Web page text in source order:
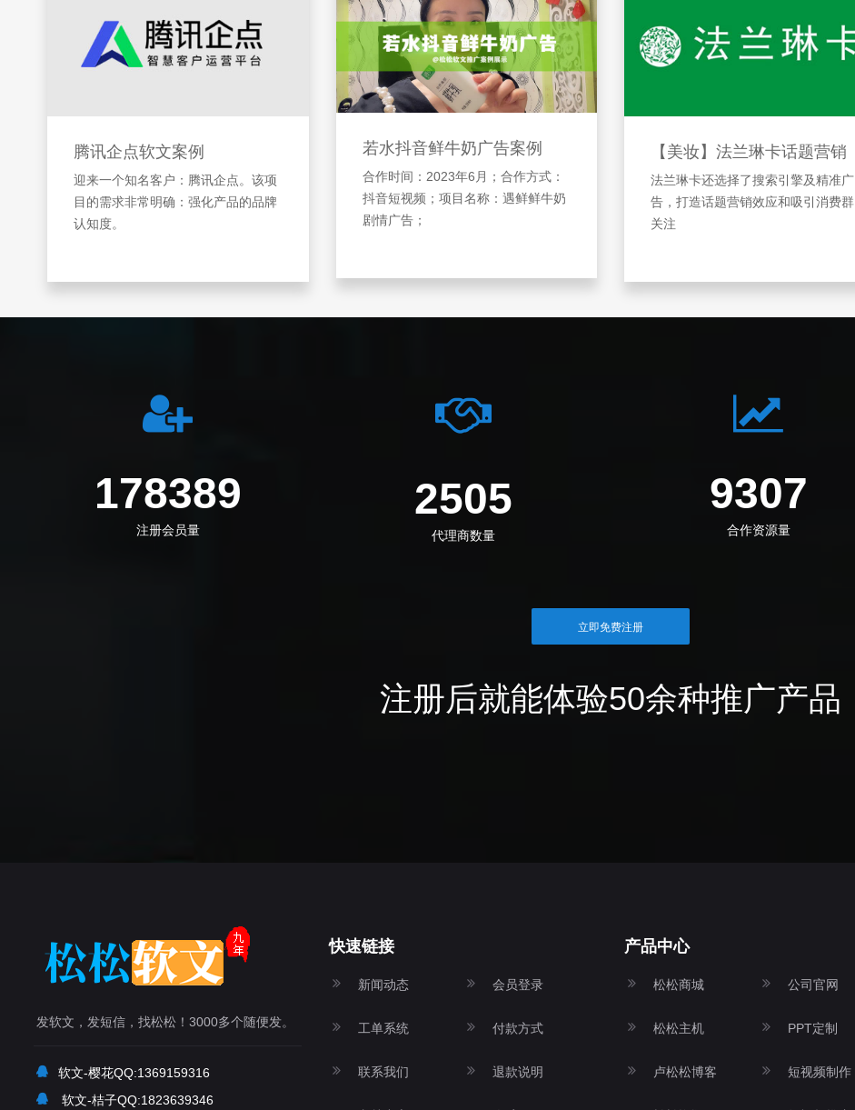
腾讯企点软文案例
迎来一个知名客户：腾讯企点。该项
目的需求非常明确：强化产品的品牌
认知度。
若水抖音鲜牛奶广告案例
合作时间：2023年6月；合作方式：
抖音短视频；项目名称：遇鲜鲜牛奶
剧情广告；
【美妆】法兰琳卡话题营销
法兰琳卡还选择了搜索引擎及精准广
告，打造话题营销效应和吸引消费群
关注
247000
注册会员量
3469
代理商数量
12887
合作资源量
立即免费注册
注册后就能体验50余种推广产品
发软文，发短信，找松松！3000多个随便发。
软文-樱花QQ:1369159316
软文-桔子QQ:1823639346
快速链接
新闻动态
工单系统
联系我们
会员登录
付款方式
退款说明
产品中心
松松商城
松松主机
卢松松博客
公司官网
PPT定制
短视频制作